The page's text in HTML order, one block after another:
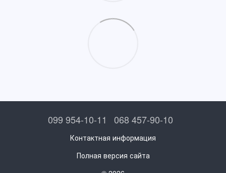
099 954-10-11 068 457-90-10
Контактная информация
Полная версия сайта